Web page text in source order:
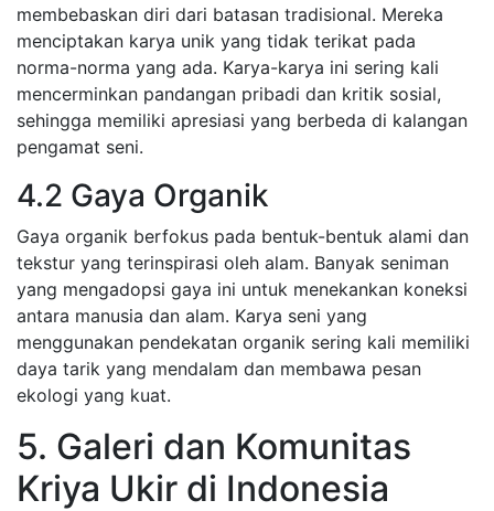
membebaskan diri dari batasan tradisional. Mereka
menciptakan karya unik yang tidak terikat pada
norma-norma yang ada. Karya-karya ini sering kali
mencerminkan pandangan pribadi dan kritik sosial,
sehingga memiliki apresiasi yang berbeda di kalangan
pengamat seni.
4.2 Gaya Organik
Gaya organik berfokus pada bentuk-bentuk alami dan
tekstur yang terinspirasi oleh alam. Banyak seniman
yang mengadopsi gaya ini untuk menekankan koneksi
antara manusia dan alam. Karya seni yang
menggunakan pendekatan organik sering kali memiliki
daya tarik yang mendalam dan membawa pesan
ekologi yang kuat.
5. Galeri dan Komunitas
Kriya Ukir di Indonesia